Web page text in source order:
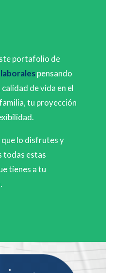
portafolio de
pensando
de vida en el
tu proyección
que lo disfrutes y
todas estas
tienes a tu